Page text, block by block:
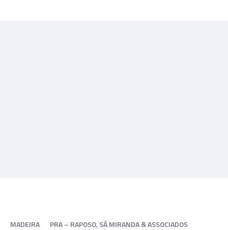
MADEIRA PRA – RAPOSO, SÁ MIRANDA & ASSOCIADOS